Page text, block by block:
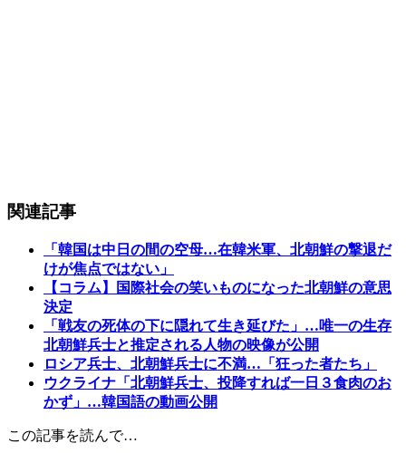
関連記事
「韓国は中日の間の空母…在韓米軍、北朝鮮の撃退だ
けが焦点ではない」
【コラム】国際社会の笑いものになった北朝鮮の意思
決定
「戦友の死体の下に隠れて生き延びた」…唯一の生存
北朝鮮兵士と推定される人物の映像が公開
ロシア兵士、北朝鮮兵士に不満…「狂った者たち」
ウクライナ「北朝鮮兵士、投降すれば一日３食肉のお
かず」…韓国語の動画公開
この記事を読んで…